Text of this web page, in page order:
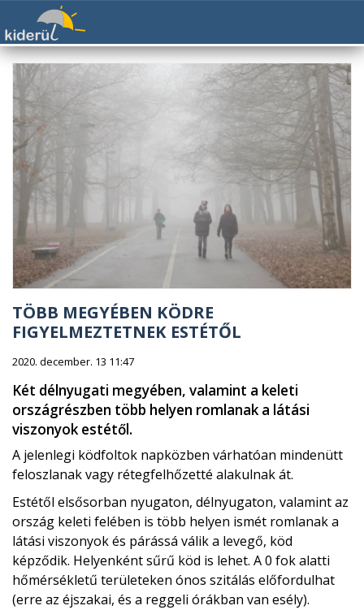
TÖBB MEGYÉBEN KÖDRE
FIGYELMEZTETNEK ESTÉTŐL
2020. december. 13 11:47
Két délnyugati megyében, valamint a keleti
országrészben több helyen romlanak a látási
viszonyok estétől.
A jelenlegi ködfoltok napközben várhatóan mindenütt
feloszlanak vagy rétegfelhőzetté alakulnak át.
Estétől elsősorban nyugaton, délnyugaton, valamint az
ország keleti felében is több helyen ismét romlanak a
látási viszonyok és párássá válik a levegő, köd
képződik. Helyenként sűrű köd is lehet. A 0 fok alatti
hőmérsékletű területeken ónos szitálás előfordulhat
(erre az éjszakai, és a reggeli órákban van esély).